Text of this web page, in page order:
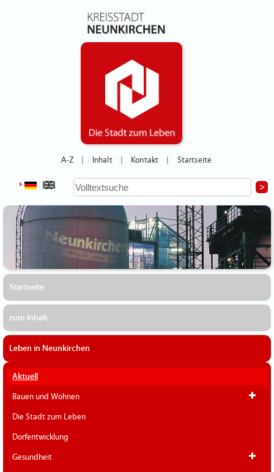
A-Z Inhalt Kontakt Startseite
Startseite
zum Inhalt
Leben in Neunkirchen
Aktuell
Bauen und Wohnen
Die Stadt zum Leben
Dorfentwicklung
Gesundheit